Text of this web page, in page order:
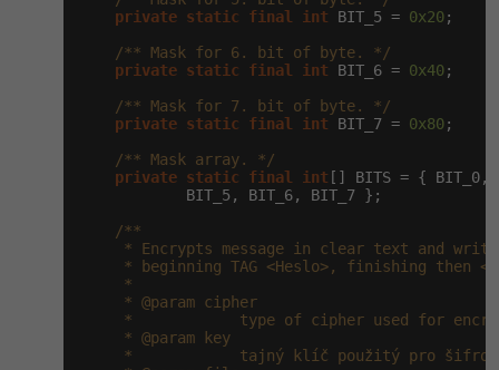
private static final int BIT_5 = 0x20;
/** Mask for 6. bit of byte. */
private static final int BIT_6 = 0x40;
/** Mask for 7. bit of byte. */
private static final int BIT_7 = 0x80;
/** Mask array. */
private static final int [] BITS = { BIT_0,
            BIT_5, BIT_6, BIT_7 };
/**
* Encrypts message in clear text and
* beginning TAG <Heslo>, finishing then
     *
     * @param cipher
*            type of cipher used for
     * @param key
*            tajný klíč použitý pro